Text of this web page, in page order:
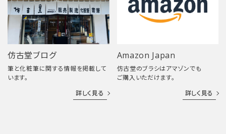
仿古堂ブログ
筆と化粧筆に関する情報を掲載して
います。
詳しく見る
Amazon Japan
仿古堂のブラシはアマゾンでも
ご購入いただけます。
詳しく見る